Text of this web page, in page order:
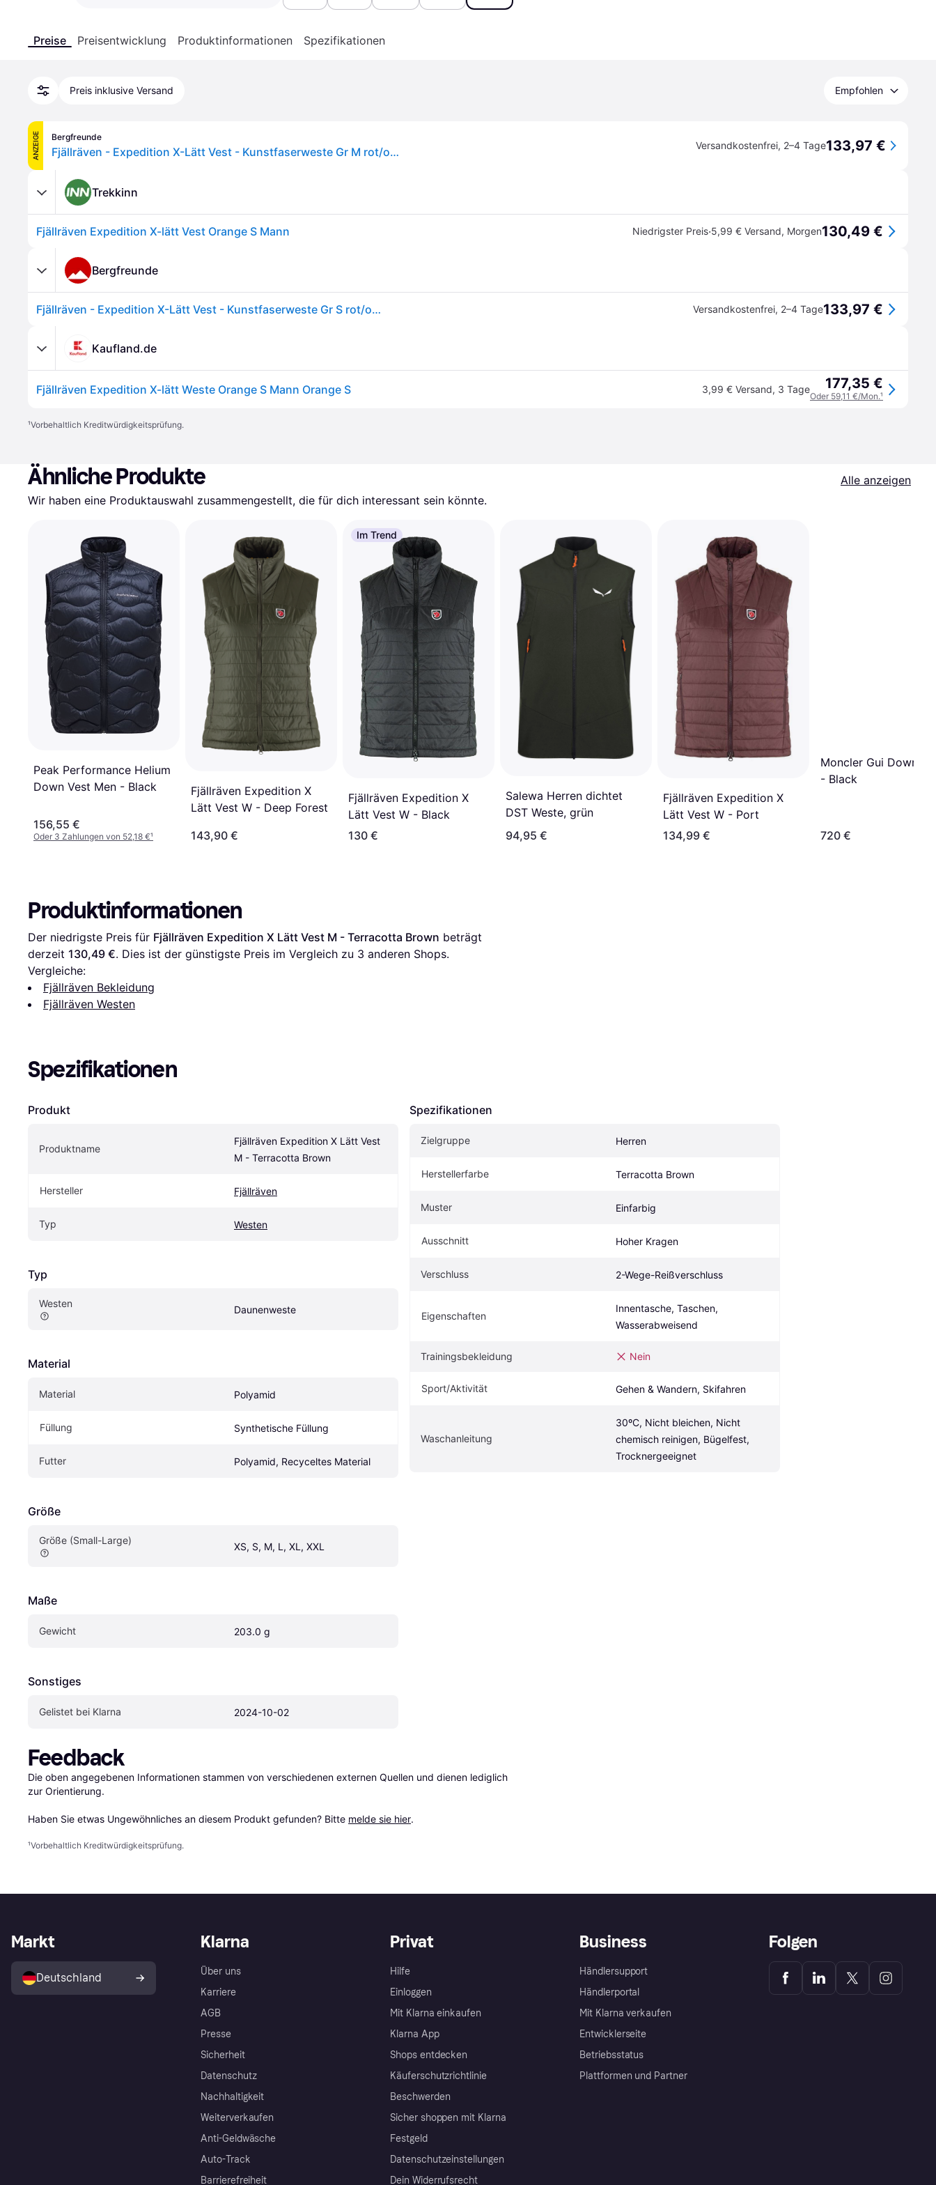
Preise Preisentwicklung Produktinformationen Spezifikationen
Preis inklusive Versand Empfohlen
ANZEIGE Bergfreunde
Fjällräven - Expedition X-Lätt Vest - Kunstfaserweste Gr M rot/orange Versandkostenfrei, 2–4 Tage133,97 €
Trekkinn
Fjällräven Expedition X-lätt Vest Orange S Mann Niedrigster Preis·5,99 € Versand, Morgen130,49 €
Bergfreunde
Fjällräven - Expedition X-Lätt Vest - Kunstfaserweste Gr S rot/orange Versandkostenfrei, 2–4 Tage133,97 €
Kaufland.de
Fjällräven Expedition X-lätt Weste Orange S Mann Orange S 3,99 € Versand, 3 Tage 177,35 €
Oder 59,11 €/Mon.¹
¹Vorbehaltlich Kreditwürdigkeitsprüfung.
Ähnliche Produkte
Alle anzeigen
Wir haben eine Produktauswahl zusammengestellt, die für dich interessant sein könnte.
Peak Performance Helium
Down Vest Men - Black
156,55 €
Oder 3 Zahlungen von 52,18 €¹
Fjällräven Expedition X
Lätt Vest W - Deep Forest
143,90 €
Im Trend
Fjällräven Expedition X
Lätt Vest W - Black
130 €
Salewa Herren dichtet
DST Weste, grün
94,95 €
Fjällräven Expedition X
Lätt Vest W - Port
134,99 €
Moncler Gui Down
- Black
720 €
Produktinformationen
Der niedrigste Preis für Fjällräven Expedition X Lätt Vest M - Terracotta Brown beträgt
derzeit 130,49 €. Dies ist der günstigste Preis im Vergleich zu 3 anderen Shops.
Vergleiche:
Fjällräven Bekleidung
Fjällräven Westen
Spezifikationen
Produkt
Produktname
Fjällräven Expedition X Lätt Vest
M - Terracotta Brown
Hersteller Fjällräven
Typ Westen
Typ
Westen
Daunenweste
Material
Material Polyamid
Füllung Synthetische Füllung
Futter Polyamid, Recyceltes Material
Größe
Größe (Small-Large)
XS, S, M, L, XL, XXL
Maße
Gewicht 203.0 g
Sonstiges
Gelistet bei Klarna 2024-10-02
Spezifikationen
Zielgruppe Herren
Herstellerfarbe Terracotta Brown
Muster Einfarbig
Ausschnitt Hoher Kragen
Verschluss 2-Wege-Reißverschluss
Eigenschaften
Innentasche, Taschen,
Wasserabweisend
Trainingsbekleidung Nein
Sport/Aktivität Gehen & Wandern, Skifahren
Waschanleitung
30ºC, Nicht bleichen, Nicht
chemisch reinigen, Bügelfest,
Trocknergeeignet
Feedback
Die oben angegebenen Informationen stammen von verschiedenen externen Quellen und dienen lediglich
zur Orientierung.
Haben Sie etwas Ungewöhnliches an diesem Produkt gefunden? Bitte melde sie hier.
¹Vorbehaltlich Kreditwürdigkeitsprüfung.
Klarna
Über uns
Karriere
AGB
Presse
Sicherheit
Datenschutz
Nachhaltigkeit
Weiterverkaufen
Anti-Geldwäsche
Auto-Track
Barrierefreiheit
Privat
Hilfe
Einloggen
Mit Klarna einkaufen
Klarna App
Shops entdecken
Käuferschutzrichtlinie
Beschwerden
Sicher shoppen mit Klarna
Festgeld
Datenschutzeinstellungen
Dein Widerrufsrecht
Business
Händlersupport
Händlerportal
Mit Klarna verkaufen
Entwicklerseite
Betriebsstatus
Plattformen und Partner
Markt
Deutschland
Folgen